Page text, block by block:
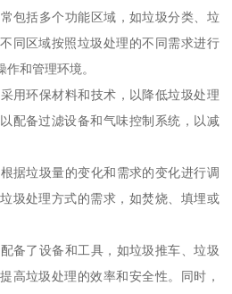
包括多个功能区域，如垃圾分类、垃
同区域按照垃圾处理的不同需求进行
和管理环境。
用环保材料和技术，以降低垃圾处理
配备过滤设备和气味控制系统，以减
据垃圾量的变化和需求的变化进行调
圾处理方式的需求，如焚烧、填埋或
备了设备和工具，如垃圾推车、垃圾
高垃圾处理的效率和安全性。同时，